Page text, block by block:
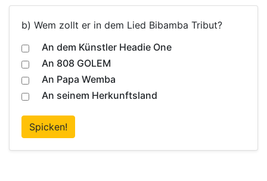
b) Wem zollt er in dem Lied Bibamba Tribut?
An dem Künstler Headie One
An 808 GOLEM
An Papa Wemba
An seinem Herkunftsland
Spicken!